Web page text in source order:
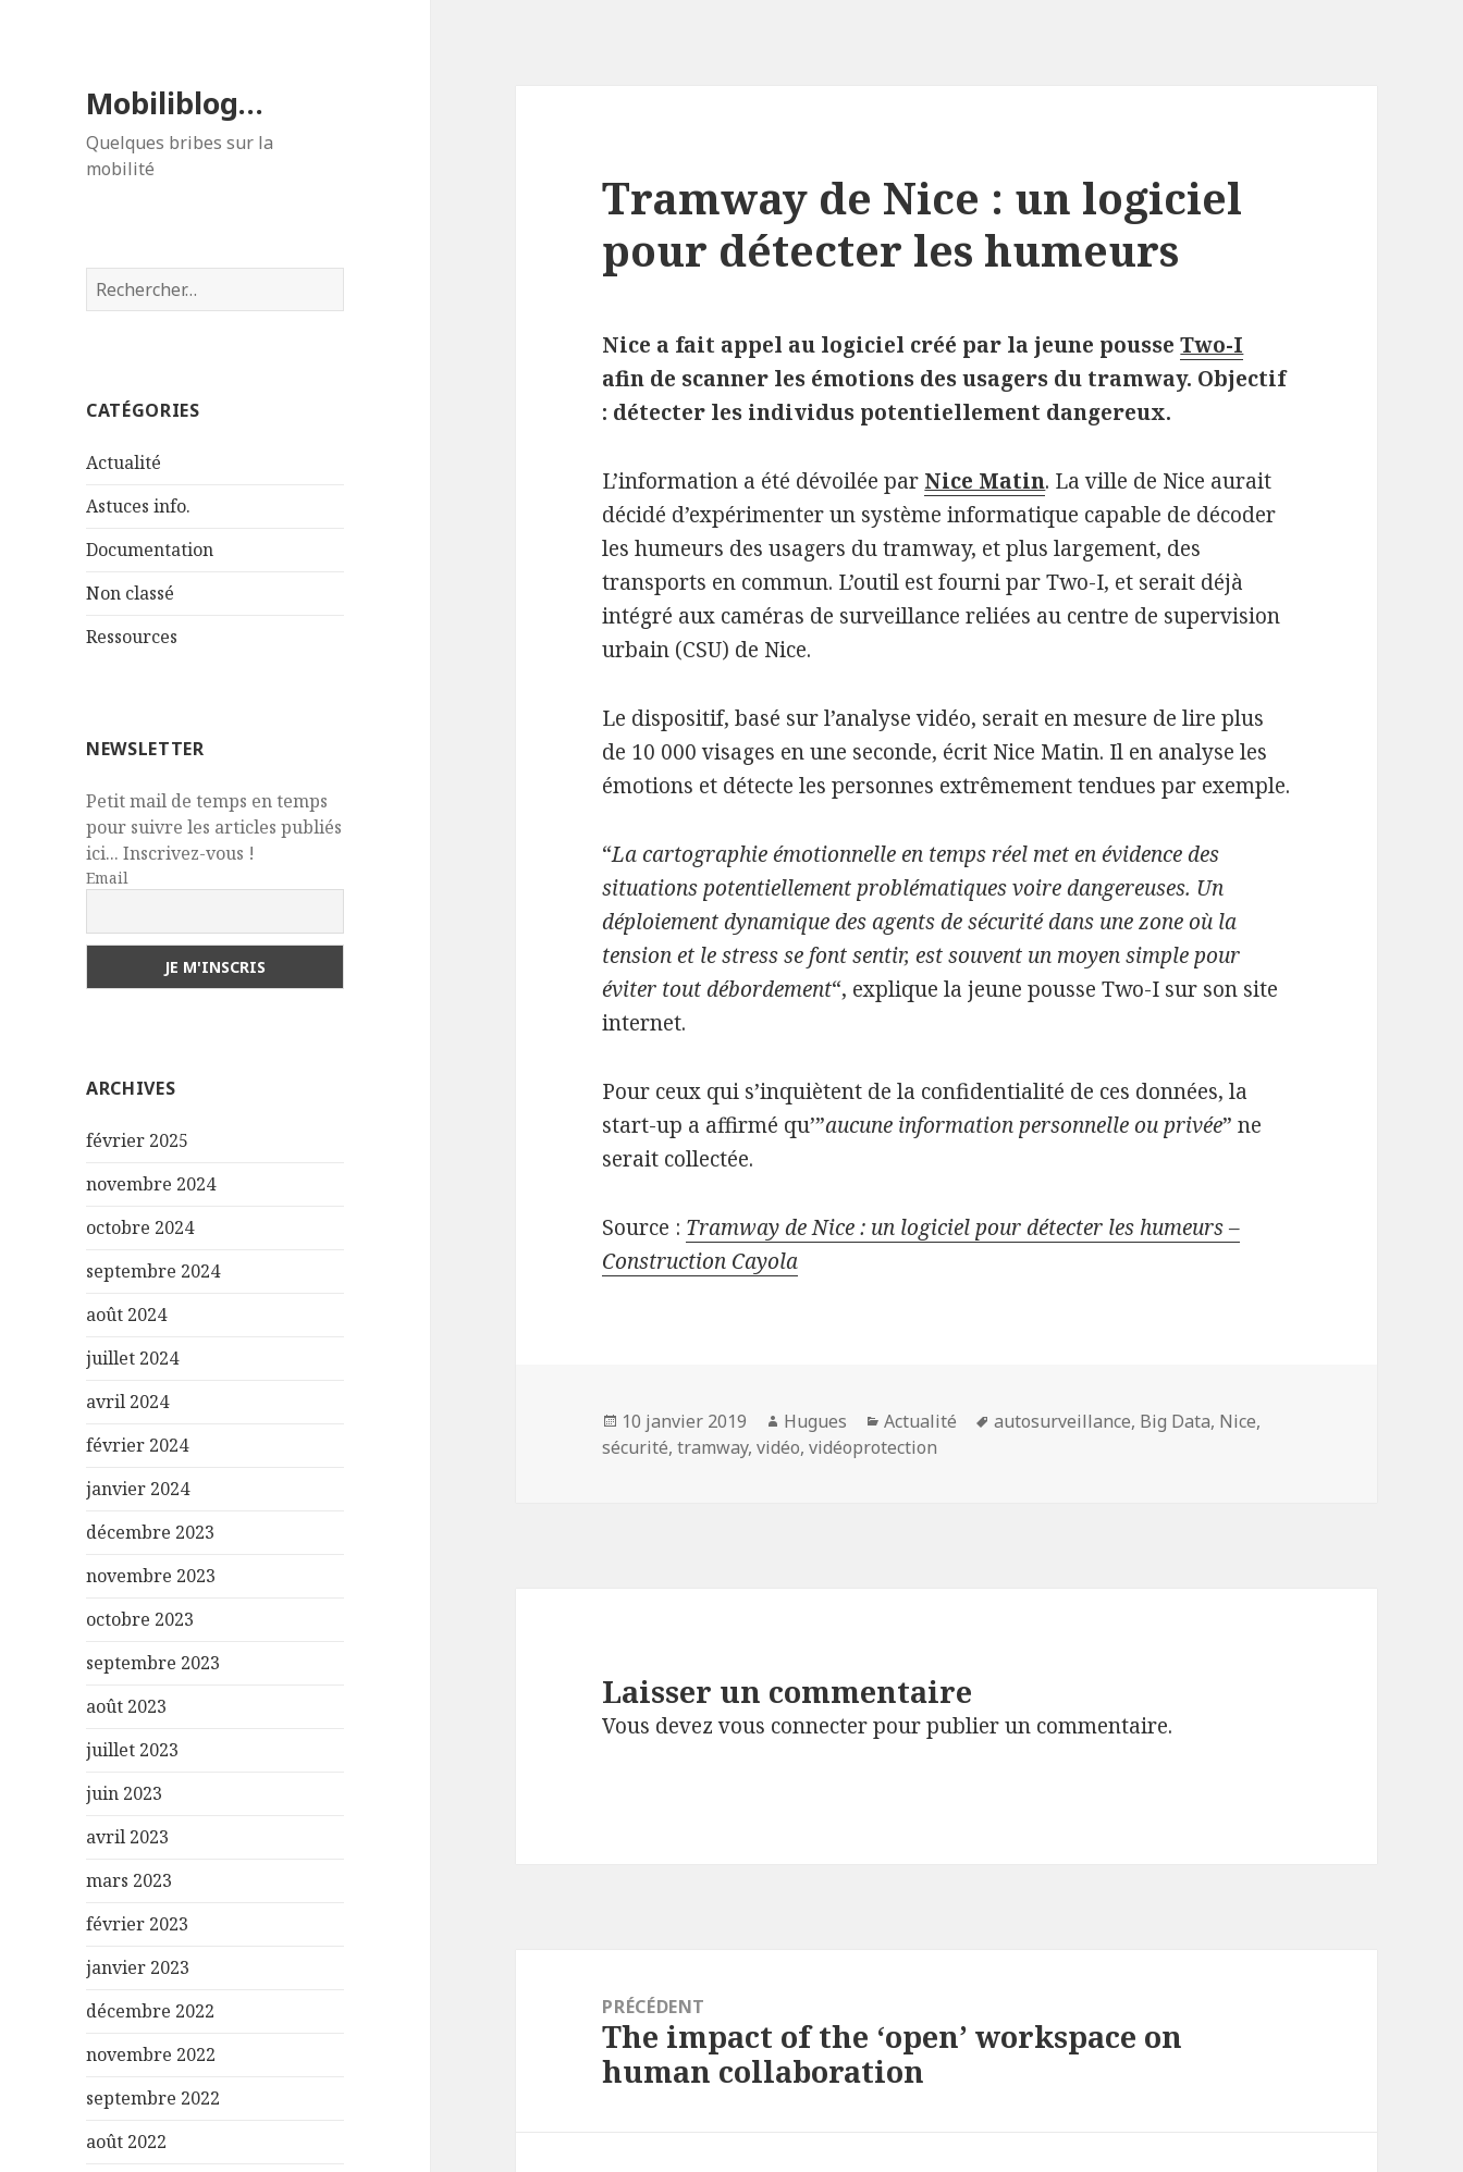
Mobiliblog…
Quelques bribes sur la
mobilité
Rechercher :
CATÉGORIES
Actualité
Astuces info.
Documentation
Non classé
Ressources
NEWSLETTER
Petit mail de temps en temps
pour suivre les articles publiés
ici... Inscrivez-vous !
Email
ARCHIVES
février 2025
novembre 2024
octobre 2024
septembre 2024
août 2024
juillet 2024
avril 2024
février 2024
janvier 2024
décembre 2023
novembre 2023
octobre 2023
septembre 2023
août 2023
juillet 2023
juin 2023
avril 2023
mars 2023
février 2023
janvier 2023
décembre 2022
novembre 2022
septembre 2022
août 2022
Tramway de Nice : un logiciel
pour détecter les humeurs
Nice a fait appel au logiciel créé par la jeune pousseTwo-I
afin de scanner les émotions des usagers du tramway. Objectif
: détecter les individus potentiellement dangereux.
L’information a été dévoilée par Nice Matin. La ville de Nice aurait
décidé d’expérimenter un système informatique capable de décoder
les humeurs des usagers du tramway, et plus largement, des
transports en commun. L’outil est fourni par Two-I, et serait déjà
intégré aux caméras de surveillance reliées au centre de supervision
urbain (CSU) de Nice.
Le dispositif, basé sur l’analyse vidéo, serait en mesure de lire plus
de 10 000 visages en une seconde, écrit Nice Matin. Il en analyse les
émotions et détecte les personnes extrêmement tendues par exemple.
“La cartographie émotionnelle en temps réel met en évidence des
situations potentiellement problématiques voire dangereuses. Un
déploiement dynamique des agents de sécurité dans une zone où la
tension et le stress se font sentir, est souvent un moyen simple pour
éviter tout débordement“, explique la jeune pousse Two-I sur son site
internet.
Pour ceux qui s’inquiètent de la confidentialité de ces données, la
start-up a affirmé qu’”aucune information personnelle ou privée” ne
serait collectée.
Source : Tramway de Nice : un logiciel pour détecter les humeurs –
Construction Cayola
Publié
le
10 janvier 2019 Auteur
Hugues Catégories
Actualité
Mots-
autosurveillance, Big Data, Nice,
sécurité,tramway,vidéo,vidéoprotection
Laisser un commentaire
Vous devezvous connecterpour publier un commentaire.
l’article
PRÉCÉDENT
Article
précédent :
The impact of the ‘open’ workspace on
human collaboration